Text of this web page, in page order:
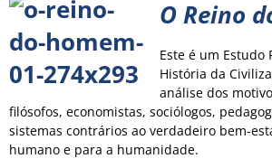
O Reino
Este é um Estudo
História da
análise dos
filósofos, economistas, sociólogos,
sistemas contrários ao verdadeiro bem-
humano e para a humanidade.